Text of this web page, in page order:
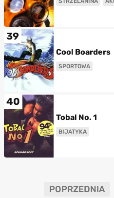
39
Cool Boarders
SPORTOWA
40
Tobal No. 1
BIJATYKA
POPRZEDNIA